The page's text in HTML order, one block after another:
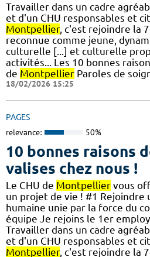
Travailler dans un cadre
et d'un CHU responsables et
Montpellier, c'est rejoindre la
reconnue comme jeune,
culturelle [...] et culturelle
activités... Les 10 bonnes
de Montpellier Paroles de
18/02/2026 15:25
PAGES
relevance: 50%
10 bonnes raisons
valises chez nous !
Le CHU de Montpellier vous
un projet de vie ! #1 Rejoindre
humaine unie par la force du
équipe Je rejoins le 1er
Travailler dans un cadre
et d'un CHU responsables et
Montpellier, c'est rejoindre la